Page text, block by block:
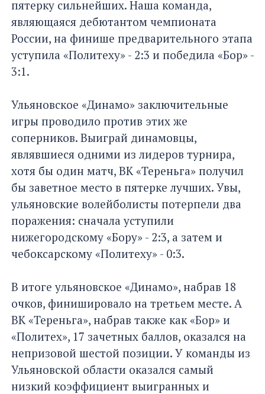
пятерку сильнейших. Наша команда,
являющаяся дебютантом чемпионата
России, на финише предварительного этапа
уступила «Политеху» - 2:3 и победила «Бор» -
3:1.
Ульяновское «Динамо» заключительные
игры проводило против этих же
соперников. Выиграй динамовцы,
являвшиеся одними из лидеров турнира,
хотя бы один матч, ВК «Тереньга» получил
бы заветное место в пятерке лучших. Увы,
ульяновские волейболисты потерпели два
поражения: сначала уступили
нижегородскому «Бору» - 2:3, а затем и
чебоксарскому «Политеху» - 0:3.
В итоге ульяновское «Динамо», набрав 18
очков, финишировало на третьем месте. А
ВК «Тереньга», набрав также как «Бор» и
«Политех», 17 зачетных баллов, оказался на
непризовой шестой позиции. У команды из
Ульяновской области оказался самый
низкий коэффициент выигранных и